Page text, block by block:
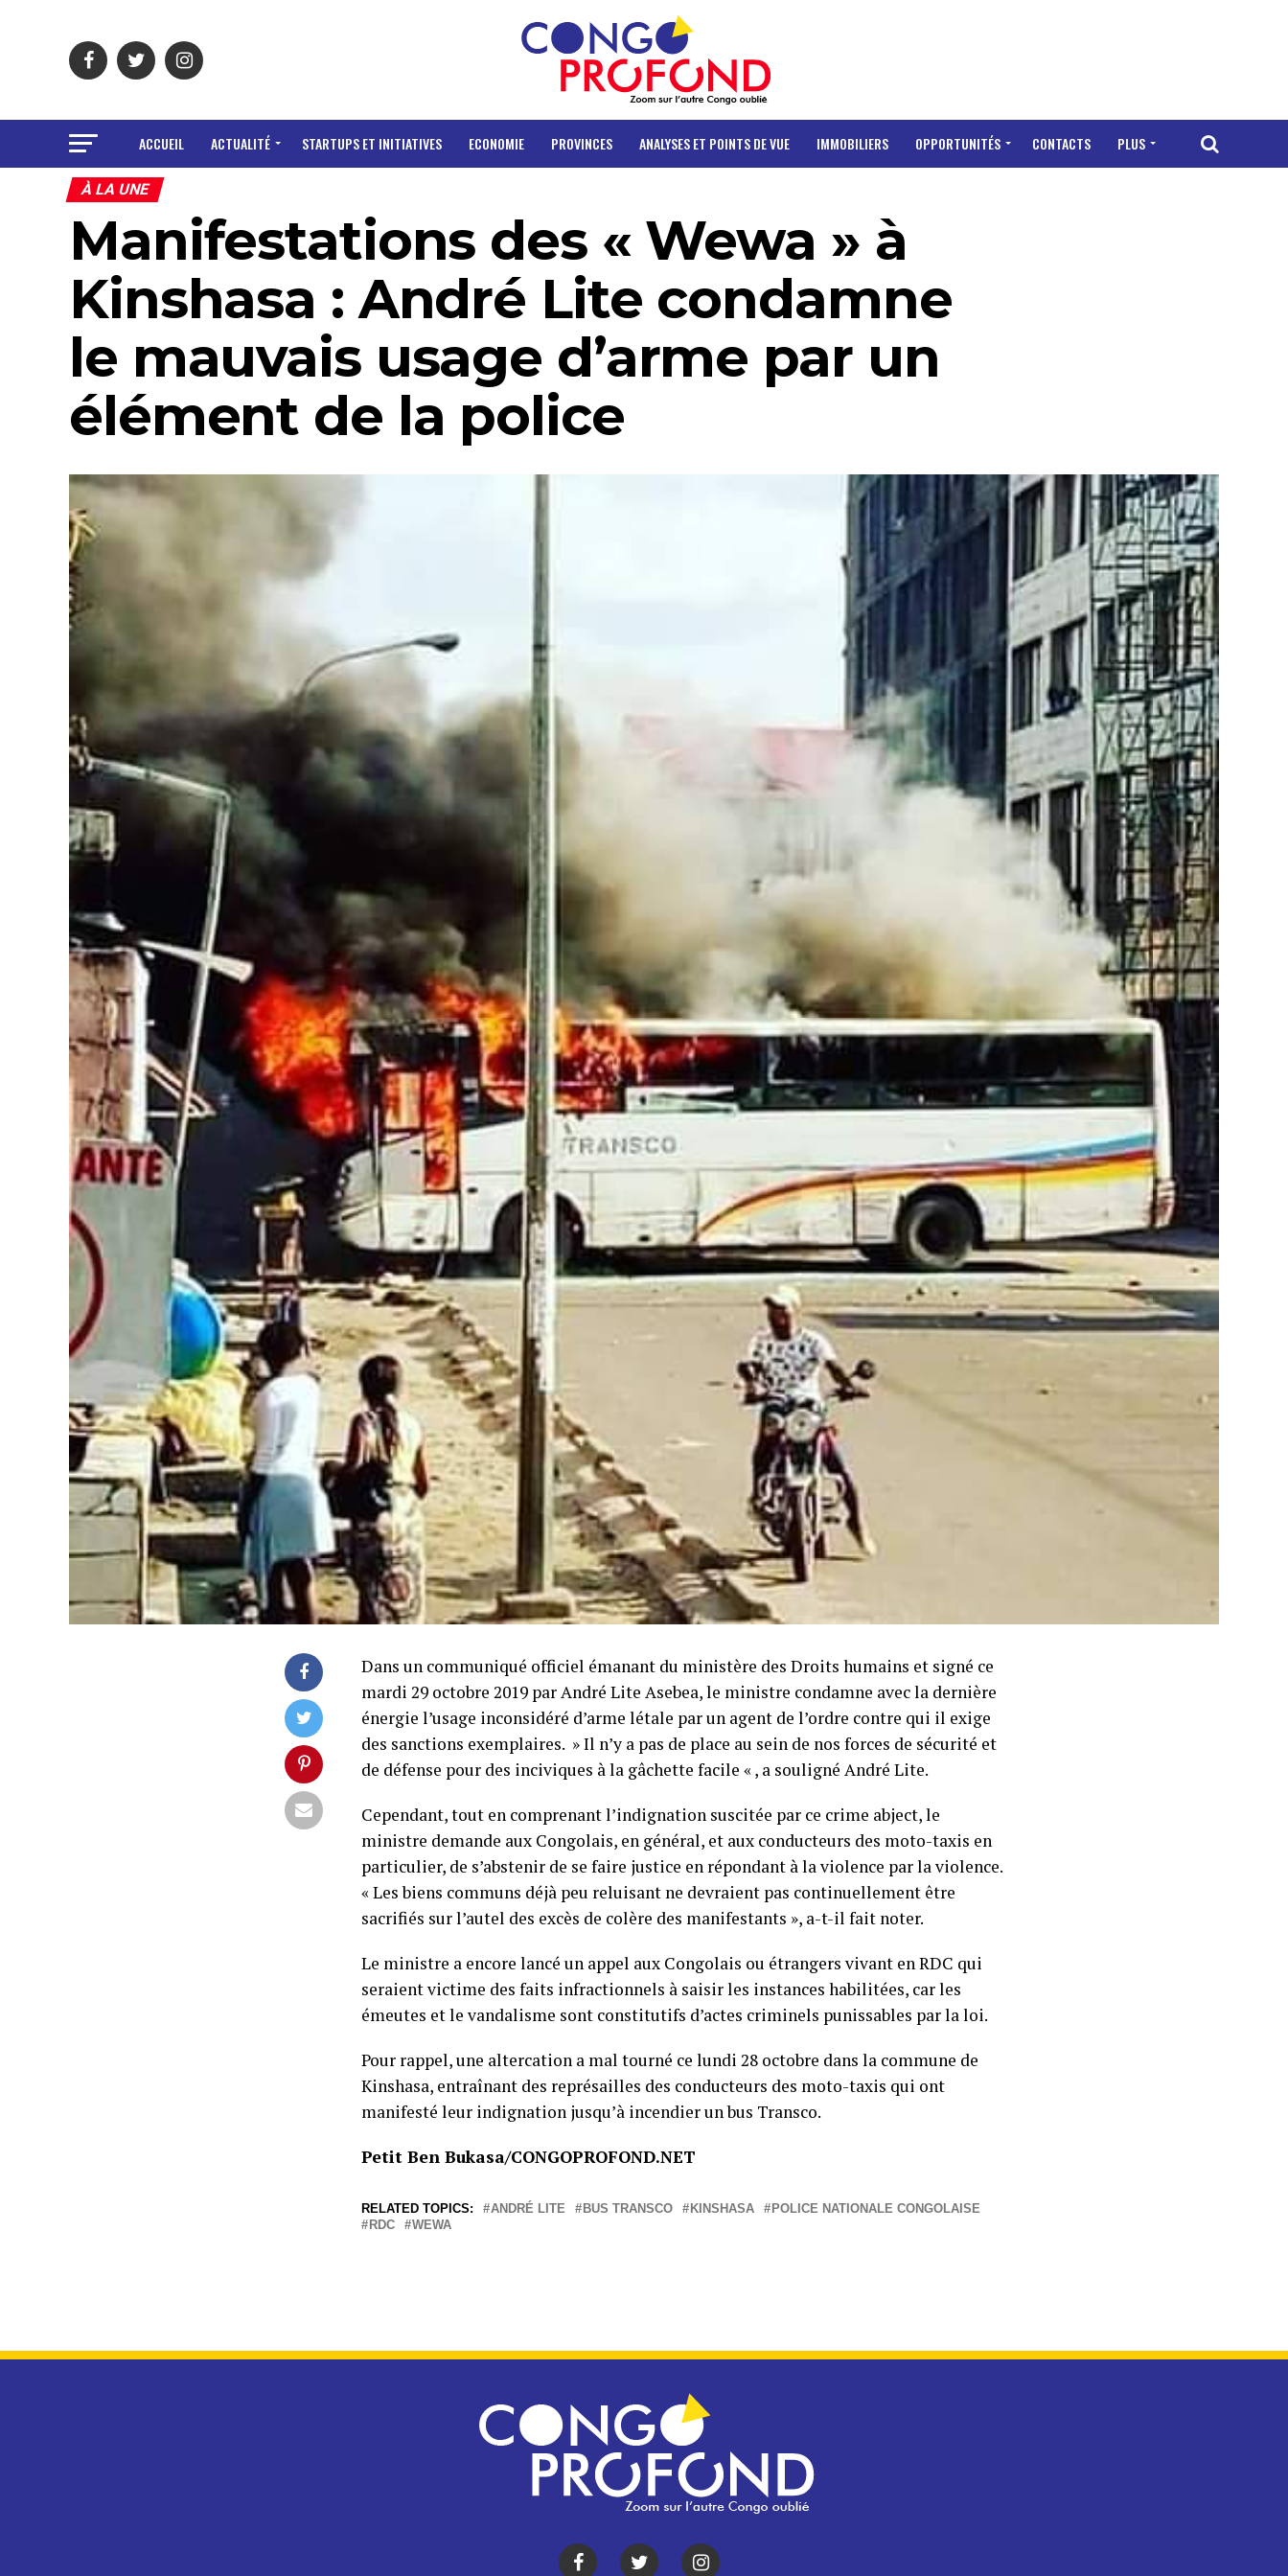
ACCUEIL ACTUALITÉ STARTUPS ET INITIATIVES ECONOMIE PROVINCES ANALYSES ET POINTS DE VUE IMMOBILIERS OPPORTUNITÉS CONTACTS PLUS
À LA UNE
Manifestations des « Wewa » à
Kinshasa : André Lite condamne
le mauvais usage d’arme par un
élément de la police
Dans un communiqué officiel émanant du ministère des Droits humains et signé ce
mardi 29 octobre 2019 par André Lite Asebea, le ministre condamne avec la dernière
énergie l’usage inconsidéré d’arme létale par un agent de l’ordre contre qui il exige
des sanctions exemplaires. » Il n’y a pas de place au sein de nos forces de sécurité et
de défense pour des inciviques à la gâchette facile « , a souligné André Lite.
Cependant, tout en comprenant l’indignation suscitée par ce crime abject, le
ministre demande aux Congolais, en général, et aux conducteurs des moto-taxis en
particulier, de s’abstenir de se faire justice en répondant à la violence par la violence.
« Les biens communs déjà peu reluisant ne devraient pas continuellement être
sacrifiés sur l’autel des excès de colère des manifestants », a-t-il fait noter.
Le ministre a encore lancé un appel aux Congolais ou étrangers vivant en RDC qui
seraient victime des faits infractionnels à saisir les instances habilitées, car les
émeutes et le vandalisme sont constitutifs d’actes criminels punissables par la loi.
Pour rappel, une altercation a mal tourné ce lundi 28 octobre dans la commune de
Kinshasa, entraînant des représailles des conducteurs des moto-taxis qui ont
manifesté leur indignation jusqu’à incendier un bus Transco.
Petit Ben Bukasa/CONGOPROFOND.NET
RELATED TOPICS: ANDRÉ LITE BUS TRANSCO KINSHASA
POLICE NATIONALE CONGOLAISE
RDC
WEWA